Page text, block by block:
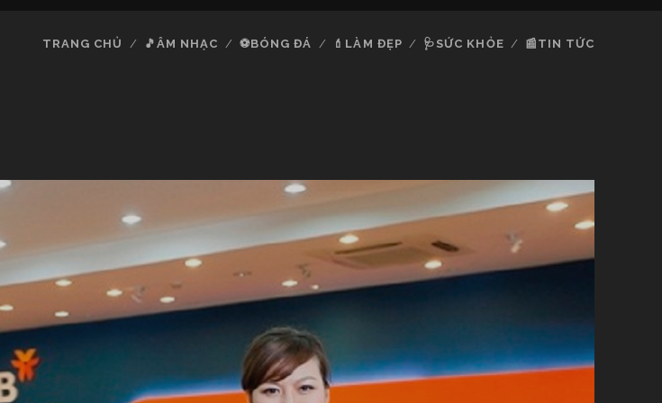
TRANG CHỦ 🎵ÂM NHẠC ⚽BÓNG ĐÁ 💄LÀM ĐẸP 🩺SỨC KHỎE 📰TIN TỨC